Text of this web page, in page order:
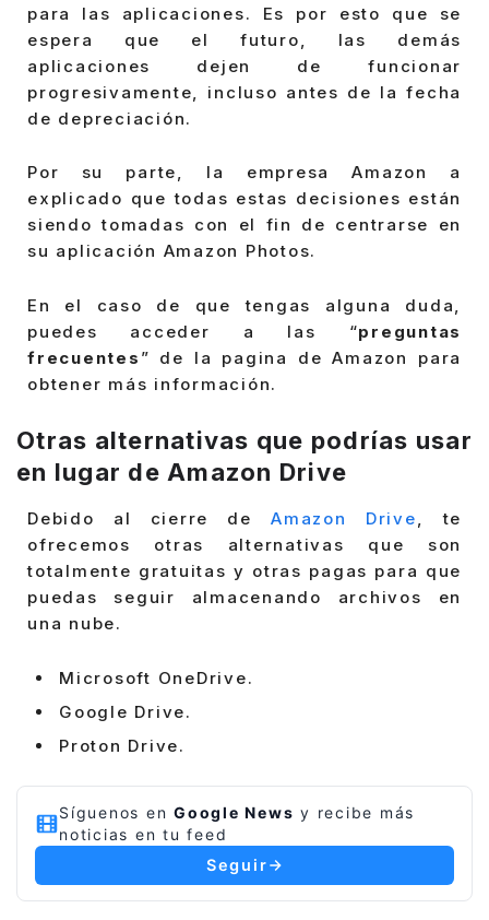
para las aplicaciones. Es por esto que se
espera que el futuro, las demás
aplicaciones dejen de funcionar
progresivamente, incluso antes de la fecha
de depreciación.
Por su parte, la empresa Amazon a
explicado que todas estas decisiones están
siendo tomadas con el fin de centrarse en
su aplicación Amazon Photos.
En el caso de que tengas alguna duda,
puedes acceder a las “preguntas
frecuentes ” de la pagina de Amazon para
obtener más información.
Otras alternativas que podrías usar
en lugar de Amazon Drive
Debido al cierre de Amazon Drive , te
ofrecemos otras alternativas que son
totalmente gratuitas y otras pagas para que
puedas seguir almacenando archivos en
una nube.
Microsoft OneDrive.
Google Drive.
Proton Drive.
Síguenos en Google News y recibe más
noticias en tu feed
Seguir